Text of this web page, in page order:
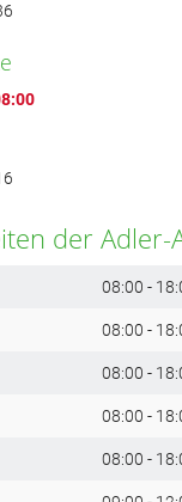
der Adler-
08:00 -
08:00 -
08:00 -
08:00 -
08:00 -